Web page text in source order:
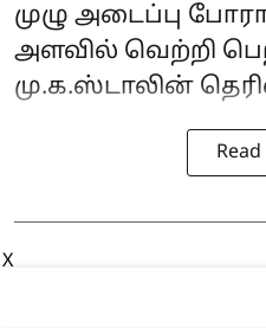
முழு அடைப்பு
அளவில் வெற்றி
மு.க.ஸ்டாலின்
X